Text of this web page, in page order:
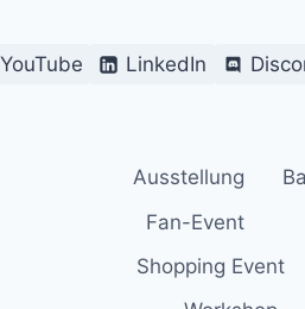
YouTube LinkedIn
Ausstellung
Fan-Event
Shopping Event